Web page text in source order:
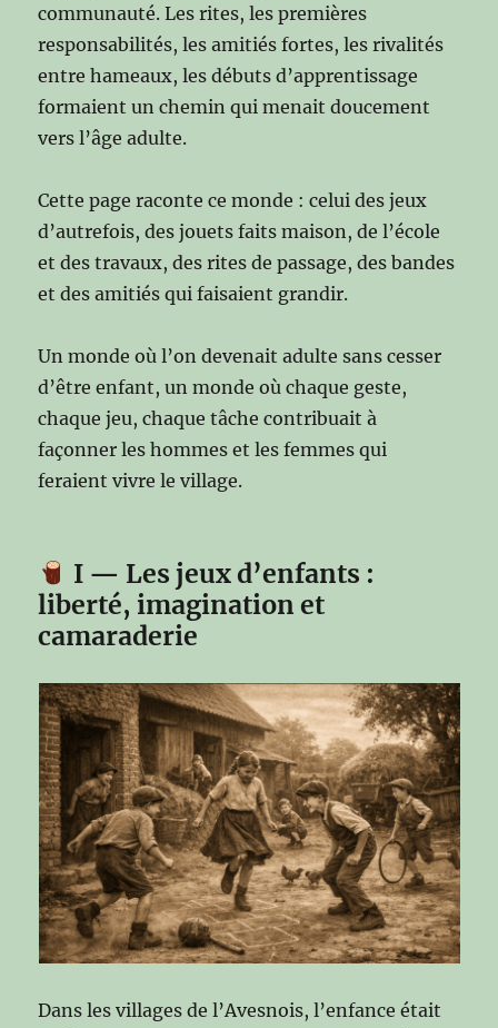
communauté. Les rites, les premières
responsabilités, les amitiés fortes, les rivalités
entre hameaux, les débuts d’apprentissage
formaient un chemin qui menait doucement
vers l’âge adulte.
Cette page raconte ce monde : celui des jeux
d’autrefois, des jouets faits maison, de l’école
et des travaux, des rites de passage, des bandes
et des amitiés qui faisaient grandir.
Un monde où l’on devenait adulte sans cesser
d’être enfant, un monde où chaque geste,
chaque jeu, chaque tâche contribuait à
façonner les hommes et les femmes qui
feraient vivre le village.
I — Les jeux d’enfants :
liberté, imagination et
camaraderie
Dans les villages de l’Avesnois, l’enfance était